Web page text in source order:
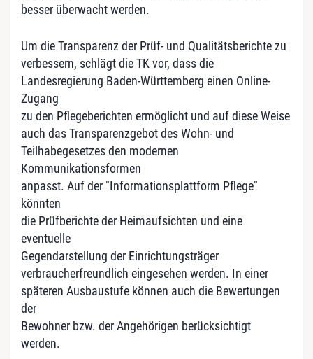
besser überwacht werden.
Um die Transparenz der Prüf- und Qualitätsberichte zu
verbessern, schlägt die TK vor, dass die
Landesregierung Baden-Württemberg einen Online-
Zugang
zu den Pflegeberichten ermöglicht und auf diese Weise
auch das Transparenzgebot des Wohn- und
Teilhabegesetzes den modernen
Kommunikationsformen
anpasst. Auf der "Informationsplattform Pflege"
könnten
die Prüfberichte der Heimaufsichten und eine
eventuelle
Gegendarstellung der Einrichtungsträger
verbraucherfreundlich eingesehen werden. In einer
späteren Ausbaustufe können auch die Bewertungen
der
Bewohner bzw. der Angehörigen berücksichtigt
werden.